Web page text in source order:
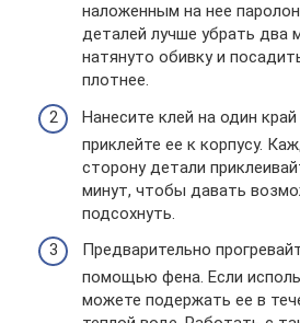
наложенным на нее
деталей лучше убрать два
натянуто обивку и
плотнее.
Нанесите клей на один
приклейте ее к корпусу.
сторону детали
минут, чтобы давать
подсохнуть.
Предварительно
помощью фена. Если
можете подержать ее в